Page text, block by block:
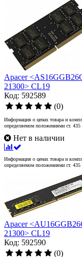
Apacer
21300> CL19
Код: 592589
(0)
Информация о ценах товара и
определяемом положениями ст.
Нет в наличии
Информация о ценах товара и
определяемом положениями ст.
Apacer
21300> CL19
Код: 592590
(0)